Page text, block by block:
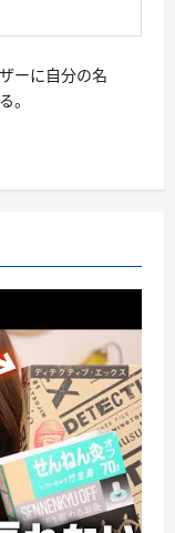
ーに自分の名
。